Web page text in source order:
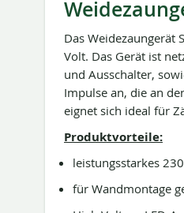
Das Weidezaungerät
Volt. Das Gerät ist
und Ausschalter,
Impulse an, die an
eignet sich ideal für
Produktvorteile:
leistungsstarkes
für Wandmontage